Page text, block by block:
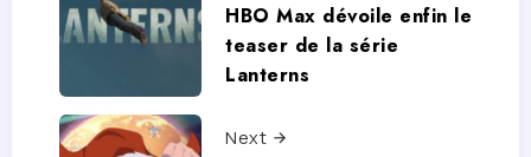
HBO Max dévoile enfin le
teaser de la série
Lanterns
Next